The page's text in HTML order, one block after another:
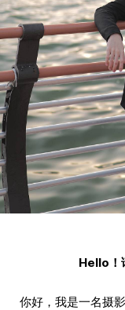
Hello！
你好，我是一名摄